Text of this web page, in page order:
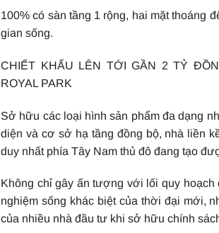
100% có sàn tầng 1 rộng, hai mặt thoáng
gian sống.
CHIẾT KHẤU LÊN TỚI GẦN 2 TỶ
ROYAL PARK
Sở hữu các loại hình sản phẩm đa dạng
diện và cơ sở hạ tầng đồng bộ, nhà liền
duy nhất phía Tây Nam thủ đô đang tạo
Không chỉ gây ấn tượng với lối quy hoạch
nghiệm sống khác biệt của thời đại mới,
của nhiều nhà đầu tư khi sở hữu chính